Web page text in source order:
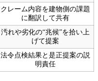
クレーム内容を建物側の課題
に翻訳して共有
汚れや劣化の“兆候”を拾い上
げて提案
法令点検結果と是正提案の説
明責任